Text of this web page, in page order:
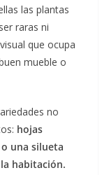
las plantas
raras ni
que ocupa
mueble o
no
hojas
una silueta
habitación.